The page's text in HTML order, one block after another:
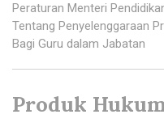
Peraturan Menteri
Tentang Penyelenggaraan
Bagi Guru dalam Jabatan
Produk